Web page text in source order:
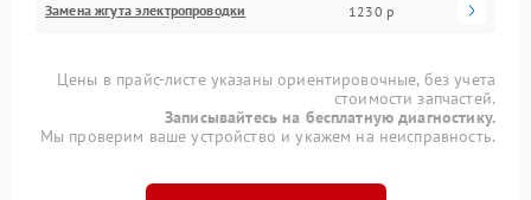
Замена жгута электропроводки 1230 р
Цены в прайс-листе указаны ориентировочные, без учета
стоимости запчастей.
Записывайтесь на бесплатную диагностику.
Мы проверим ваше устройство и укажем на неисправность.